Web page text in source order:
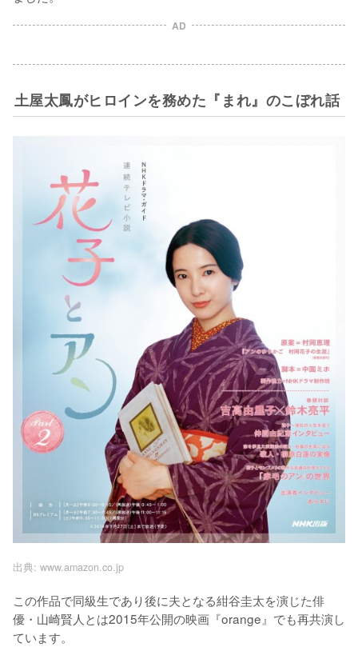
AD
土屋太鳳がヒロインを務めた『まれ』のこぼれ話
出典: www.amazon.co.jp
この作品で同級生であり後に夫となる紺谷圭太を演じた俳
優・山崎賢人とは2015年公開の映画『orange』でも再共演し
ています。